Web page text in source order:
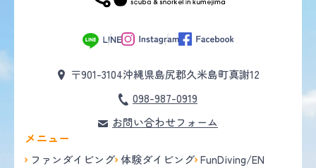
〒901-3104沖縄県島尻郡久米島町真謝12
098-987-0919
お問い合わせフォーム
メニュー
ファンダイビング 体験ダイビング FunDiving/EN